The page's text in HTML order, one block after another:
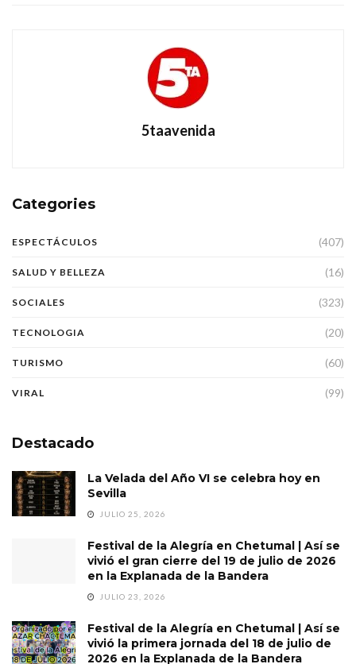
5taavenida
Categories
ESPECTÁCULOS (407)
SALUD Y BELLEZA (16)
SOCIALES (323)
TECNOLOGIA (20)
TURISMO (60)
VIRAL (99)
Destacado
La Velada del Año VI se celebra hoy en
Sevilla
JULIO 25, 2026
Festival de la Alegría en Chetumal | Así se
vivió el gran cierre del 19 de julio de 2026
en la Explanada de la Bandera
JULIO 23, 2026
Festival de la Alegría en Chetumal | Así se
vivió la primera jornada del 18 de julio de
2026 en la Explanada de la Bandera